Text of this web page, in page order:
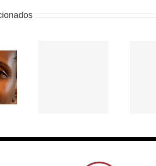
Verde